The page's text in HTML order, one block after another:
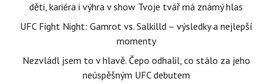
děti, kariéra i výhra v show Tvoje tvář má známý hlas
UFC Fight Night: Gamrot vs. Salkilld – výsledky a nejlepší
momenty
Nezvládl jsem to v hlavě. Čepo odhalil, co stálo za jeho
neúspěšným UFC debutem